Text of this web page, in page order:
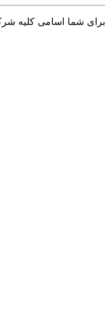
برای شما اسامی کلیه